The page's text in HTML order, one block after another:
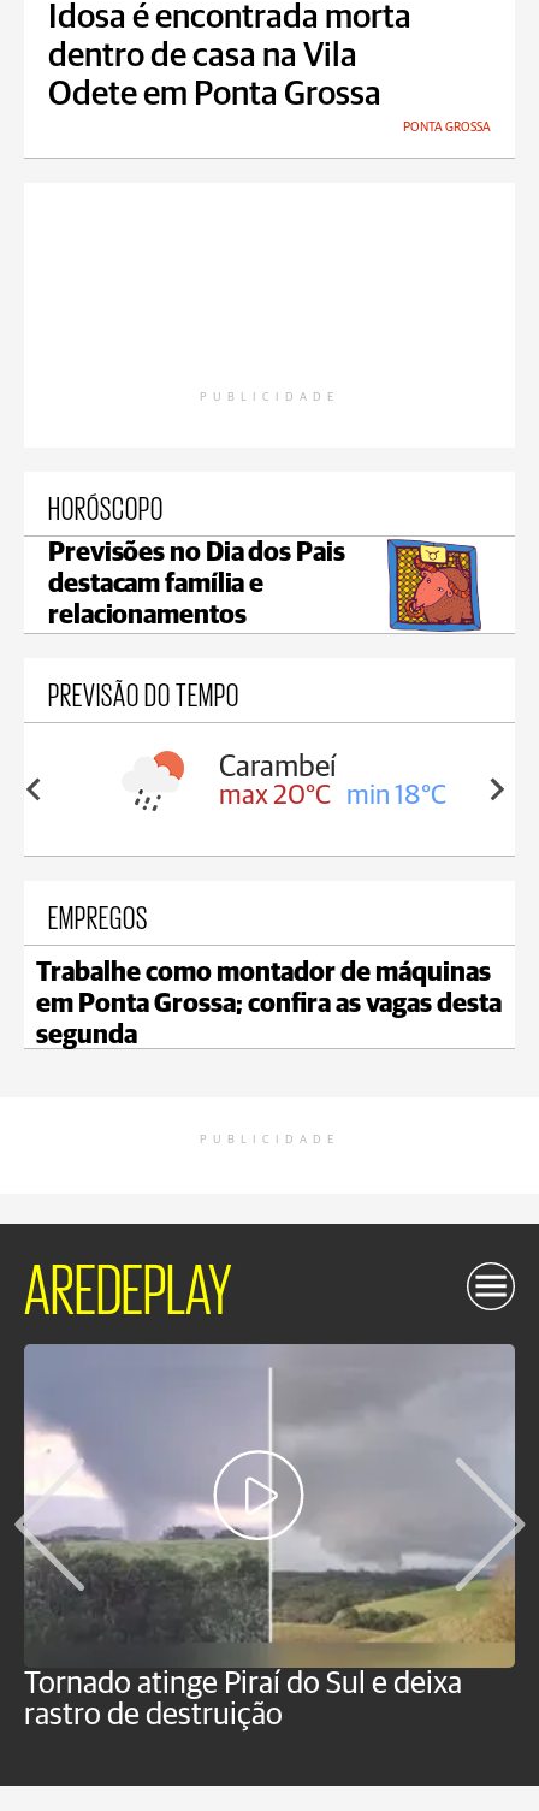
Idosa é encontrada morta
dentro de casa na Vila
Odete em Ponta Grossa
PONTA GROSSA
PUBLICIDADE
HORÓSCOPO
Previsões no Dia dos Pais
destacam família e
relacionamentos
PREVISÃO DO TEMPO
18°C
Carambeí
max 20°C min 18°C
EMPREGOS
Trabalhe como montador de máquinas
em Ponta Grossa; confira as vagas desta
segunda
PUBLICIDADE
AREDEPLAY
Tornado atinge Piraí do Sul e deixa
rastro de destruição